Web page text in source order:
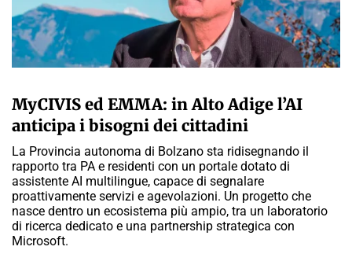
MyCIVIS ed EMMA: in Alto Adige l’AI
anticipa i bisogni dei cittadini
La Provincia autonoma di Bolzano sta ridisegnando il
rapporto tra PA e residenti con un portale dotato di
assistente AI multilingue, capace di segnalare
proattivamente servizi e agevolazioni. Un progetto che
nasce dentro un ecosistema più ampio, tra un laboratorio
di ricerca dedicato e una partnership strategica con
Microsoft.